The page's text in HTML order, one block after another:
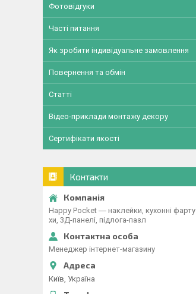
Фотовідгуки
Часті питання
Як зробити індивідуальне замовлення
Повернення та обмін
Статті
Відео-приклади монтажу декору
Сертифікати якості
Контакти
Happy Pocket ― наклейки, кухонні фарту
хи, 3Д-панелі, підлога-пазл
Менеджер інтернет-магазину
Київ, Україна